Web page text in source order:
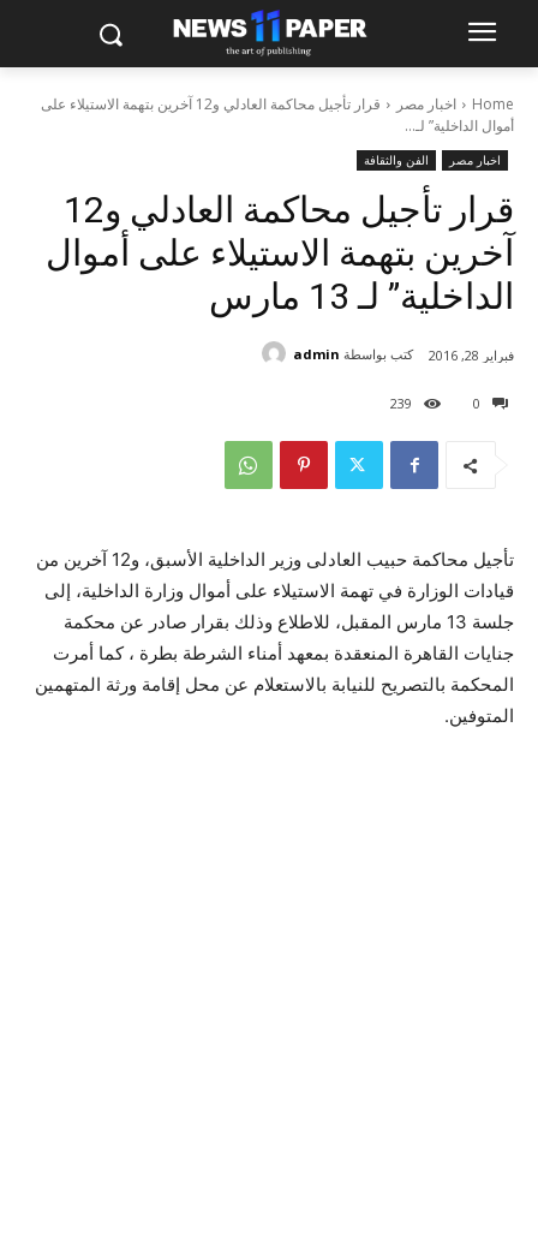
Home اخبار مصر
قرار تأجيل محاكمة العادلي و12 آخرين بتهمة الاستيلاء على
أموال الداخلية” لـ...
اخبار مصر الفن والثقافة
قرار تأجيل محاكمة العادلي و12
آخرين بتهمة الاستيلاء على أموال
الداخلية” لـ 13 مارس
0
239
فبراير 28, 2016 كتب بواسطة admin
تأجيل محاكمة حبيب العادلى وزير الداخلية الأسبق، و12 آخرين من
قيادات الوزارة في تهمة الاستيلاء على أموال وزارة الداخلية، إلى
جلسة 13 مارس المقبل، للاطلاع وذلك بقرار صادر عن محكمة
جنايات القاهرة المنعقدة بمعهد أمناء الشرطة بطرة ، كما أمرت
المحكمة بالتصريح للنيابة بالاستعلام عن محل إقامة ورثة المتهمين
المتوفين.